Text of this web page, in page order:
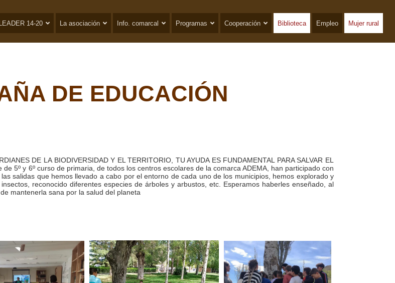
14-20 La asociación Info. comarcal Programas Cooperación Biblioteca Empleo Mujer rural
DE EDUCACIÓN
DE LA BIODIVERSIDAD Y EL TERRITORIO, TU AYUDA ES FUNDAMENTAL PARA SALVAR EL
5º y 6º curso de primaria, de todos los centros escolares de la comarca ADEMA, han participado con
salidas que hemos llevado a cabo por el entorno de cada uno de los municipios, hemos explorado y
reconocido diferentes especies de árboles y arbustos, etc. Esperamos haberles enseñado, al
mantenerla sana por la salud del planeta